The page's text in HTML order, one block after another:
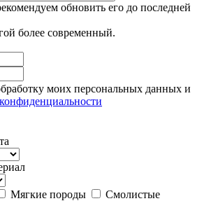
обновить его до последней
более современный.
моих персональных данных и
Мягкие породы
Смолистые